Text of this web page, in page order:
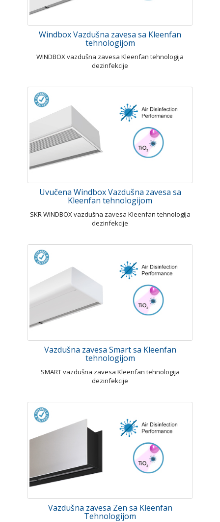
Windbox Vazdušna zavesa sa Kleenfan
tehnologijom
WINDBOX vazdušna zavesa Kleenfan tehnologija
dezinfekcije
Uvučena Windbox Vazdušna zavesa sa
Kleenfan tehnologijom
SKR WINDBOX vazdušna zavesa Kleenfan tehnologija
dezinfekcije
Vazdušna zavesa Smart sa Kleenfan
tehnologijom
SMART vazdušna zavesa Kleenfan tehnologija
dezinfekcije
Vazdušna zavesa Zen sa Kleenfan
Tehnologijom